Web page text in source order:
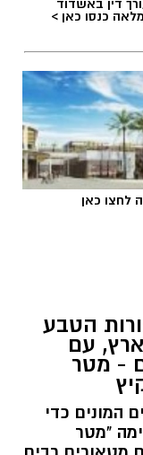
דין באשדוד
כנסו כאן >
הטבע
עם
- מטר
המונים כדי
"מטר